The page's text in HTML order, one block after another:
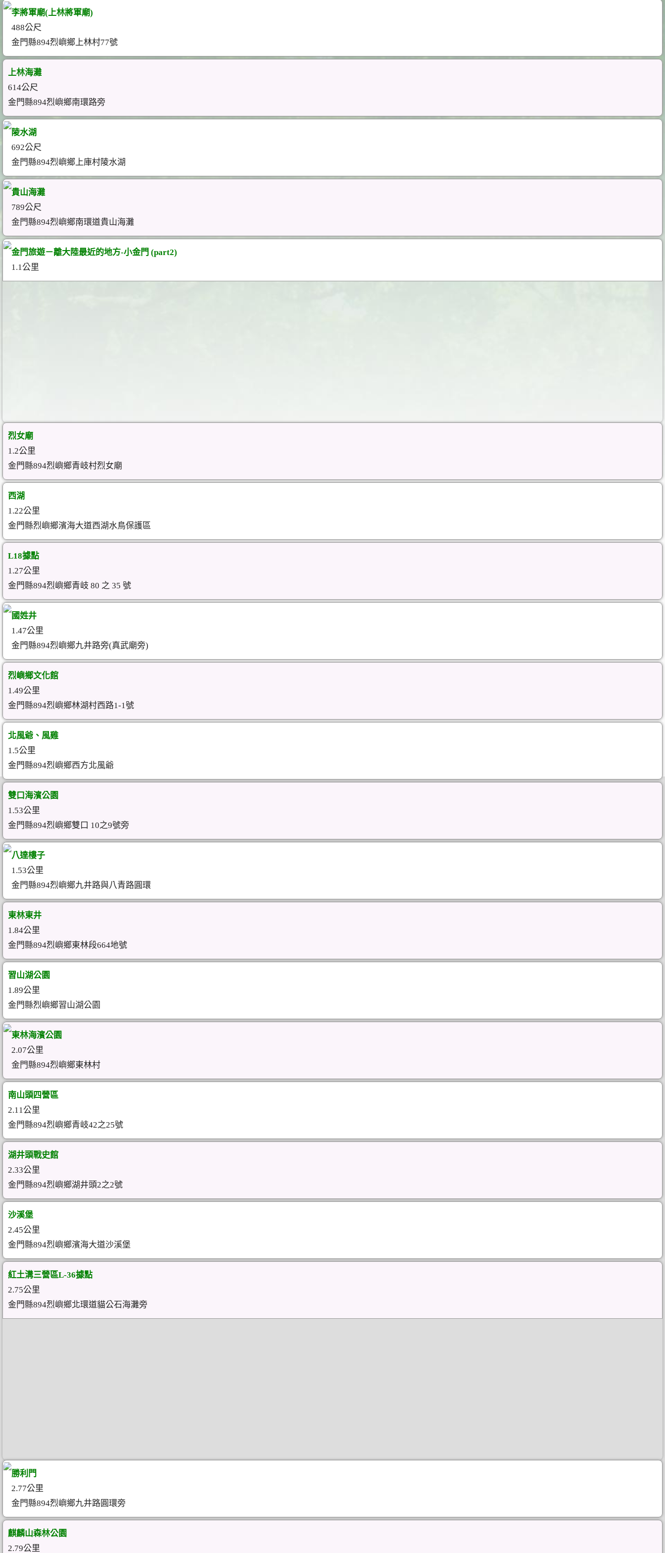
李將軍廟(上林將軍廟)
488公尺
金門縣894烈嶼鄉上林村77號
上林海灘
614公尺
金門縣894烈嶼鄉南環路旁
陵水湖
692公尺
金門縣894烈嶼鄉上庫村陵水湖
貴山海灘
789公尺
金門縣894烈嶼鄉南環道貴山海灘
金門旅遊－離大陸最近的地方-小金門 (part2)
1.1公里
烈女廟
1.2公里
金門縣894烈嶼鄉青岐村烈女廟
西湖
1.22公里
金門縣烈嶼鄉濱海大道西湖水鳥保護區
L18據點
1.27公里
金門縣894烈嶼鄉青岐 80 之 35 號
國姓井
1.47公里
金門縣894烈嶼鄉九井路旁(真武廟旁)
烈嶼鄉文化館
1.49公里
金門縣894烈嶼鄉林湖村西路1-1號
北風爺、風雞
1.5公里
金門縣894烈嶼鄉西方北風爺
雙口海濱公園
1.53公里
金門縣894烈嶼鄉雙口 10之9號旁
八達樓子
1.53公里
金門縣894烈嶼鄉九井路與八青路圓環
東林東井
1.84公里
金門縣894烈嶼鄉東林段664地號
習山湖公園
1.89公里
金門縣烈嶼鄉習山湖公園
東林海濱公園
2.07公里
金門縣894烈嶼鄉東林村
南山頭四營區
2.11公里
金門縣894烈嶼鄉青岐42之25號
湖井頭戰史館
2.33公里
金門縣894烈嶼鄉湖井頭2之2號
沙溪堡
2.45公里
金門縣894烈嶼鄉濱海大道沙溪堡
紅土溝三營區L-36據點
2.75公里
金門縣894烈嶼鄉北環道貓公石海灘旁
勝利門
2.77公里
金門縣894烈嶼鄉九井路圓環旁
麒麟山森林公園
2.79公里